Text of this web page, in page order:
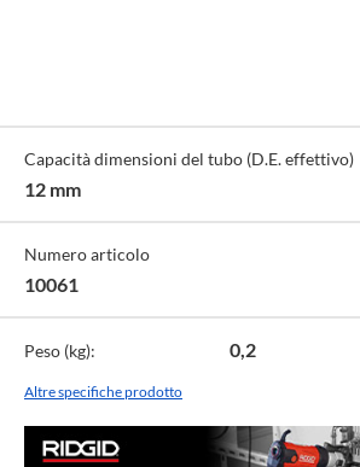
Specifiche
Tecniche
Capacità dimensioni del tubo (D.E. effettivo)
12 mm
Numero articolo
10061
Peso (kg): 0,2
Altre specifiche prodotto